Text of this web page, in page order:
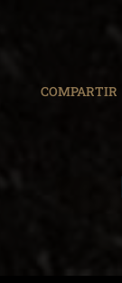
COMPARTIR